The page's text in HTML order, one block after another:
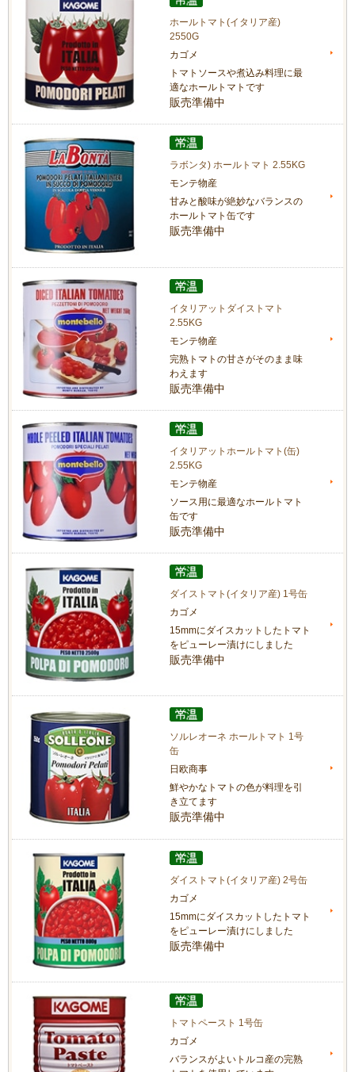
ホールトマト(イタリア産)
2550G
カゴメ
トマトソースや煮込み料理に最
適なホールトマトです
販売準備中
ラボンタ) ホールトマト 2.55KG
モンテ物産
甘みと酸味が絶妙なバランスの
ホールトマト缶です
販売準備中
イタリアットダイストマト
2.55KG
モンテ物産
完熟トマトの甘さがそのまま味
わえます
販売準備中
イタリアットホールトマト(缶)
2.55KG
モンテ物産
ソース用に最適なホールトマト
缶です
販売準備中
ダイストマト(イタリア産) 1号缶
カゴメ
15mmにダイスカットしたトマト
をピューレー漬けにしました
販売準備中
ソルレオーネ ホールトマト 1号
缶
日欧商事
鮮やかなトマトの色が料理を引
き立てます
販売準備中
ダイストマト(イタリア産) 2号缶
カゴメ
15mmにダイスカットしたトマト
をピューレー漬けにしました
販売準備中
トマトペースト 1号缶
カゴメ
バランスがよいトルコ産の完熟